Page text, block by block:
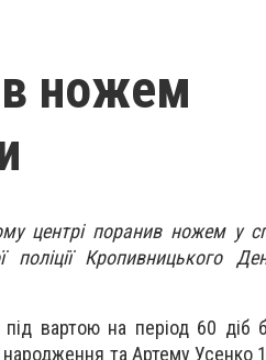
ножем
центрі поранив ножем у
поліції Кропивницького
під вартою на період 60 діб
народження та Артему Усенко